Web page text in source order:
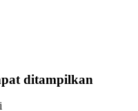
ditampilkan